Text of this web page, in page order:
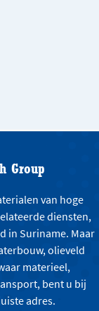
Group
van hoge
diensten,
in Suriname. Maar
olieveld
materieel,
bent u bij
adres.